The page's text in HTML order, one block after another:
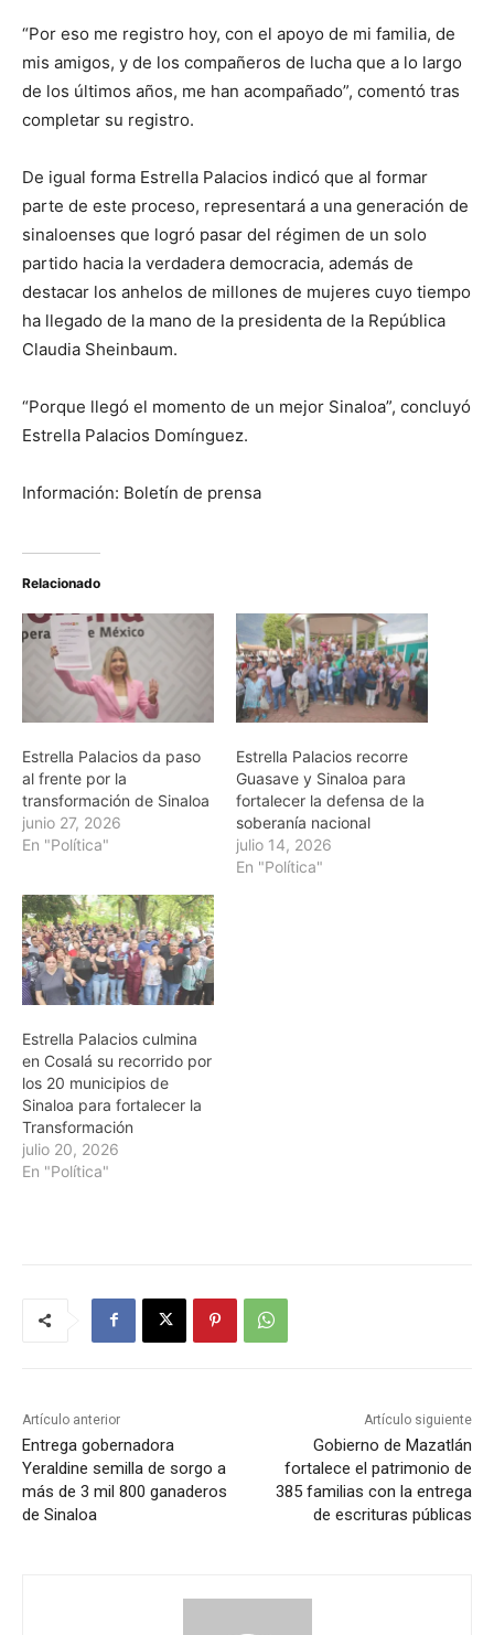
“Por eso me registro hoy, con el apoyo de mi familia, de
mis amigos, y de los compañeros de lucha que a lo largo
de los últimos años, me han acompañado”, comentó tras
completar su registro.
De igual forma Estrella Palacios indicó que al formar
parte de este proceso, representará a una generación de
sinaloenses que logró pasar del régimen de un solo
partido hacia la verdadera democracia, además de
destacar los anhelos de millones de mujeres cuyo tiempo
ha llegado de la mano de la presidenta de la República
Claudia Sheinbaum.
“Porque llegó el momento de un mejor Sinaloa”, concluyó
Estrella Palacios Domínguez.
Información: Boletín de prensa
Relacionado
Estrella Palacios da paso
al frente por la
transformación de Sinaloa
junio 27, 2026
En "Política"
Estrella Palacios recorre
Guasave y Sinaloa para
fortalecer la defensa de la
soberanía nacional
julio 14, 2026
En "Política"
Estrella Palacios culmina
en Cosalá su recorrido por
los 20 municipios de
Sinaloa para fortalecer la
Transformación
julio 20, 2026
En "Política"
Artículo anterior
Entrega gobernadora
Yeraldine semilla de sorgo a
más de 3 mil 800 ganaderos
de Sinaloa
Artículo siguiente
Gobierno de Mazatlán
fortalece el patrimonio de
385 familias con la entrega
de escrituras públicas